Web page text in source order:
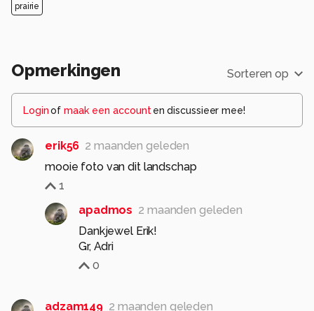
prairie
Opmerkingen Sorteren op
Loginof maak een account en discussieer mee!
erik56 2 maanden geleden
mooie foto van dit landschap
1
apadmos 2 maanden geleden
Dankjewel Erik!
Gr, Adri
0
adzam149 2 maanden geleden